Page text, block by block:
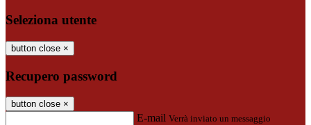
Seleziona utente
button close ×
Recupero password
button close ×
E-mail Verrà inviato un messaggio